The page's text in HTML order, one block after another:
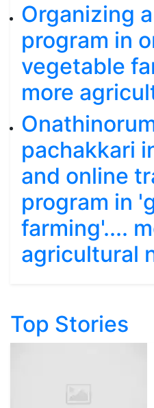
Organizing
program in
vegetable
more
pachakkari
and online
program in
farming'....
agricultural
Top Stories